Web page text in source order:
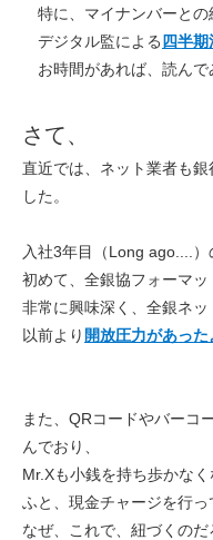
特に、マイナンバーとの
デジタル監による 四半
お時間があれば、読んで
さて、
直近では、ネット業者も
した。
入社3年目（Long ago....）
初めて、全銀協フォーマッ
非常に興味深く、 全銀ネッ
以前より 開放圧力があっ
また、 QRコードやバーコ
んでおり、
Mr.Xも小銭を持ち歩かなく
ふと、現金チャージを行っ
なぜ、これで、紐づくのだ